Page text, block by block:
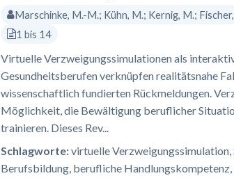
Marschinke, M.-M.; Kühn, M.; Kernig, M.;
1 bis 14
Virtuelle Verzweigungssimulationen als
Gesundheitsberufen verknüpfen realitätsnahe
wissenschaftlich fundierten Rückmeldungen.
Möglichkeit, die Bewältigung beruflicher
trainieren. Dieses Rev...
Schlagworte:virtuelle
Berufsbildung, berufliche